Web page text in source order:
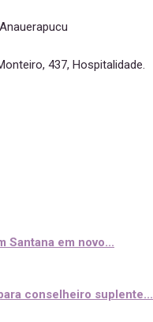
437, Hospitalidade.
Santana em novo...
conselheiro suplente...